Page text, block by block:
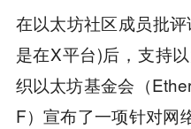
在以太坊社区成员批
是在X平台)后，支持
织以太坊基金会（
F）宣布了一项针对网